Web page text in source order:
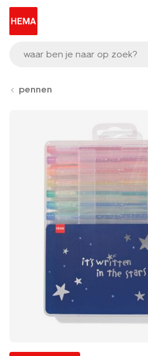
waar ben je naar op zoek?
pennen